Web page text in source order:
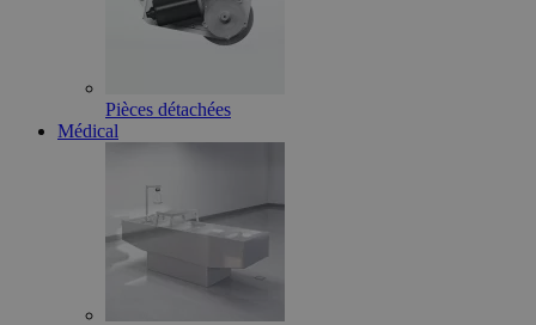
Pièces détachées
Médical